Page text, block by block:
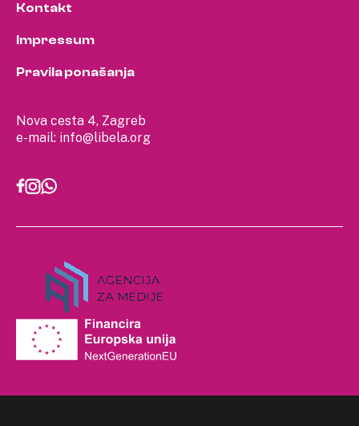
Nova cesta 4, Zagreb
e-mail: info@libela.org
Kontakt
Impressum
Pravila ponašanja